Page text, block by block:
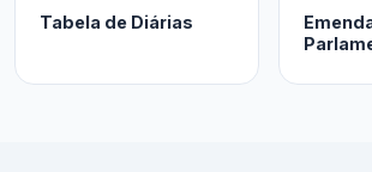
Tabela de Diárias